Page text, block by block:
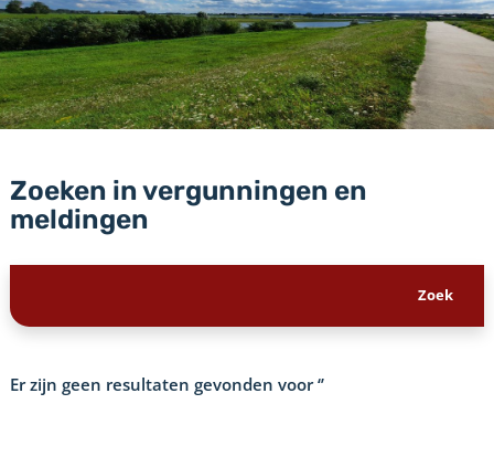
Zoeken in vergunningen en
meldingen
Er zijn geen resultaten gevonden voor‘’